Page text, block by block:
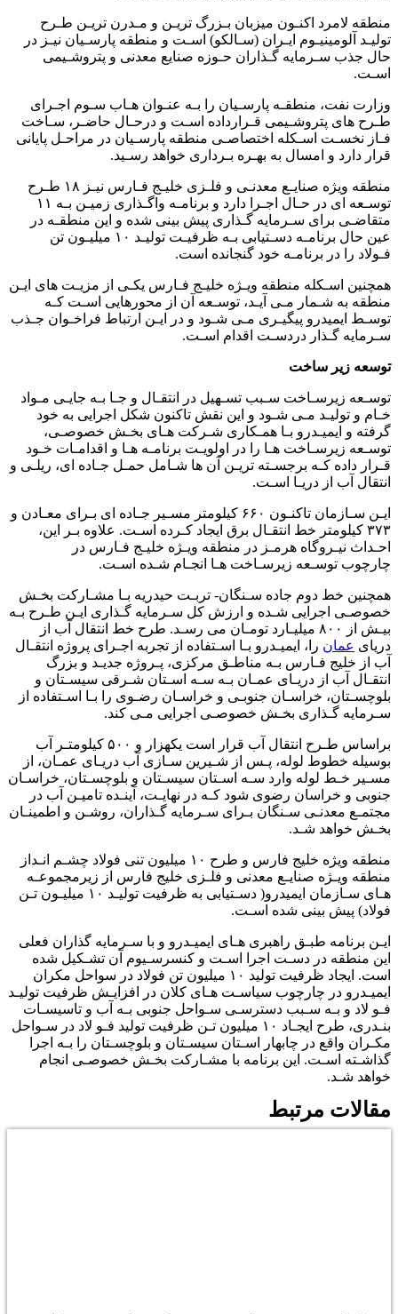
منطقه لامرد اکنـون میزبان بـزرگ تریـن و مـدرن تریـن طـرح
تولیـد آلومینیـوم ایـران (سـالکو) اسـت و منطقه پارسـیان نیـز در
حال جذب سـرمایه گـذاران حـوزه صنایع معدنی و پتروشـیمی
اسـت.
وزارت نفت، منطقـه پارسـیان را بـه عنـوان هـاب سـوم اجـرای
طـرح های پتروشـیمی قـرارداده اسـت و درحـال حاضـر، سـاخت
فـاز نخسـت اسـکله اختصاصـی منطقه پارسـیان در مراحـل پایانی
قرار دارد و امسال به بهـره بـرداری خواهد رسـید.
منطقه ویژه صنایـع معدنـی و فلـزی خلیـج فـارس نیـز ۱۸ طـرح
توسـعه ای در حـال اجـرا دارد و برنامـه واگـذاری زمیـن بـه ۱۱
متقاضـی برای سـرمایه گـذاری پیش بینی شده و این منطقـه در
عین حال برنامـه دسـتیابی بـه ظرفیـت تولیـد ۱۰ میلیـون تن
فـولاد را در برنامـه خود گنجانده است.
همچنین اسـکله منطقه ویـژه خلیـج فـارس یکـی از مزیـت های ایـن
منطقه به شـمار مـی آیـد، توسـعه آن از محورهایی اسـت کـه
توسـط ایمیدرو پیگیـری مـی شـود و در ایـن ارتباط فراخـوان جـذب
سـرمایه گـذار دردسـت اقدام اسـت.
توسعه زیر ساخت
توسـعه زیرسـاخت سـبب تسـهیل در انتقـال و جـا بـه جایـی مـواد
خـام و تولیـد مـی شـود و این نقش تاکنون شکل اجرایی به خود
گرفته و ایمیـدرو بـا همـکاری شـرکت هـای بخـش خصوصـی،
توسـعه زیرسـاخت هـا را در اولویـت برنامـه هـا و اقدامـات خـود
قـرار داده کـه برجسـته تریـن آن ها شـامل حمـل جـاده ای، ریلـی و
انتقال آب از دریـا اسـت.
ایـن سـازمان تاکنـون ۶۶۰ کیلومتر مسـیر جـاده ای بـرای معـادن و
۳۷۳ کیلومتر خط انتقـال برق ایجاد کـرده اسـت. علاوه بـر این،
احـداث نیـروگاه هرمـز در منطقه ویـژه خلیـج فـارس در
چارچوب توسـعه زیرسـاخت هـا انجـام شـده اسـت.
همچنین خط دوم جاده سـنگان- تربـت حیدریه بـا مشـارکت بخـش
خصوصـی اجرایی شـده و ارزش کل سـرمایه گـذاری ایـن طـرح بـه
بیـش از ۸۰۰ میلیـارد تومـان می رسـد. طرح خط انتقال آب از
دریای عمان را، ایمیـدرو بـا اسـتفاده از تجربه اجـرای پروژه انتقـال
آب از خلیج فـارس بـه مناطـق مرکزی، پـروژه جدیـد و بزرگ
انتقـال آب از دریـای عمـان بـه سـه اسـتان شـرقی سیسـتان و
بلوچسـتان، خراسـان جنوبـی و خراسـان رضـوی را بـا اسـتفاده از
سـرمایه گـذاری بخـش خصوصـی اجرایی مـی کند.
براساس طـرح انتقال آب قرار است یکهزار و ۵۰۰ کیلومتـر آب
بوسیله خطوط لوله، پـس از شـیرین سـازی آب دریـای عمـان، از
مسـیر خـط لوله وارد سـه اسـتان سیسـتان و بلوچسـتان، خراسـان
جنوبی و خراسان رضوی شود کـه در نهایـت، آینـده تامیـن آب در
مجتمـع معدنـی سـنگان بـرای سـرمایه گـذاران، روشـن و اطمینـان
بخـش خواهد شـد.
منطقه ویژه خلیج فارس و طرح ۱۰ میلیون تنی فولاد چشـم انـداز
منطقه ویـژه صنایـع معدنی و فلـزی خلیج فارس از زیرمجموعـه
هـای سـازمان ایمیدرو( دسـتیابی به ظرفیت تولیـد ۱۰ میلیـون تـن
فولاد) پیش بینی شده اسـت.
ایـن برنامه طبـق راهبری هـای ایمیـدرو و با سـرمایه گذاران فعلی
این منطقه در دسـت اجرا اسـت و کنسرسـیوم آن تشـکیل شده
است. ایجاد ظرفیت تولید ۱۰ میلیون تن فولاد در سواحل مکران
ایمیـدرو در چارچوب سیاسـت هـای کلان در افزایـش ظرفیت تولیـد
فـو لاد و بـه سـبب دسترسـی سـواحل جنوبی بـه آب و تاسیسـات
بنـدری، طرح ایجـاد ۱۰ میلیون تـن ظرفیت تولید فـو لاد در سـواحل
مکـران واقع در چابهار اسـتان سیسـتان و بلوچسـتان را بـه اجرا
گذاشـته اسـت. این برنامه با مشـارکت بخـش خصوصـی انجام
خواهد شـد.
مقالات مرتبط